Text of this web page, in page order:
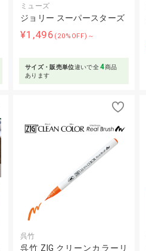
ミューズ
ジョリー スーパースターズ
¥1,496 (20%OFF)～
サイズ・販売単位違いで全4商品
あります
呉竹
呉竹 ZIG クリーンカラーリ